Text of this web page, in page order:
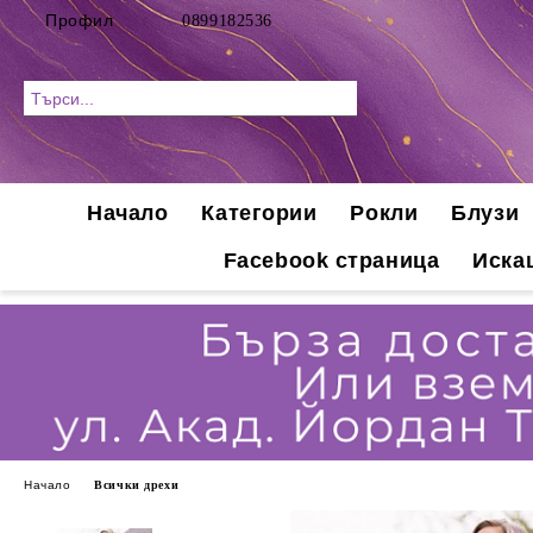
Профил 0899182536
Начало Категории Рокли
Блузи
Facebook страница
Начало Всички дрехи